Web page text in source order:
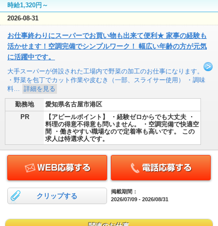
時給1,320円～
2026-08-31
お仕事終わりにスーパーでお買い物も出来て便利★ 家事の経験も
活かせます！空調完備でシンプルワーク！ 幅広い年齢の方が元気
に活躍中です。
大手スーパーが併設された工場内で野菜の加工のお仕事になります。
・野菜を包丁でカット作業や皮むき（一部、スライサー使用） ・調味
料…
詳細を見る
勤務地
愛知県名古屋市港区
PR
【アピールポイント】 ・経験ゼロからでも大丈夫 ・
料理の得意不得意も問いません。 ・空調完備で快適空
間 ・働きやすい職場なので定着率も高いです。 この
求人は特選求人です。
クリップする
掲載期間：
2026/07/09 - 2026/08/31